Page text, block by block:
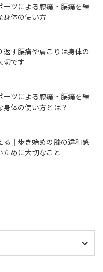
ーツによる膝痛・腰痛を繰
身体の使い方
す腰痛や肩こりは身体の
切です
ーツによる膝痛・腰痛を繰
身体の使い方とは？
る｜歩き始めの膝の違和感
ために大切なこと